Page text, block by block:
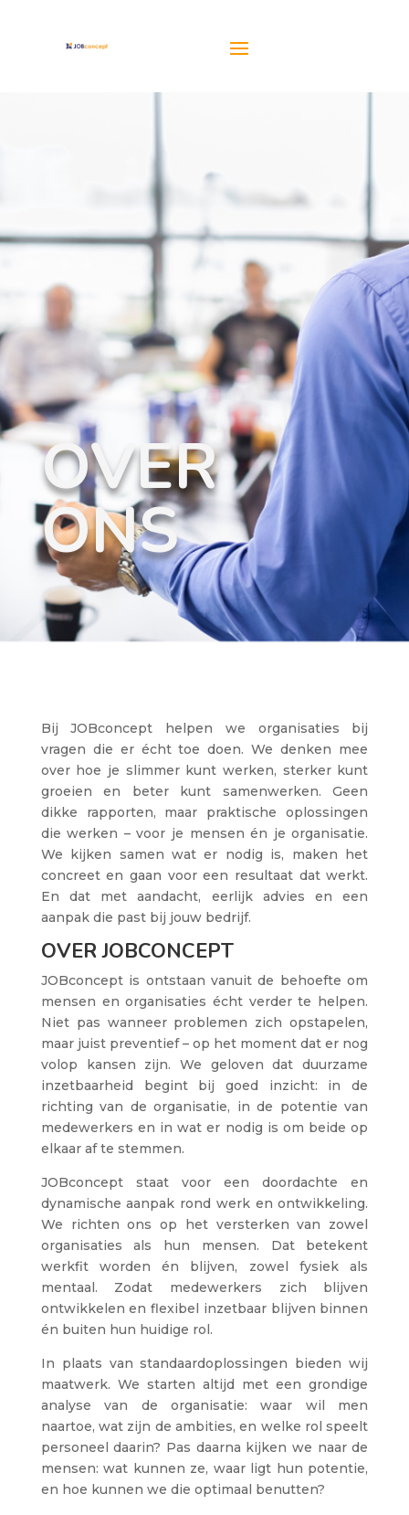
OVER
ONS
Bij JOBconcept helpen we organisaties bij
vragen die er écht toe doen. We denken mee
over hoe je slimmer kunt werken, sterker kunt
groeien en beter kunt samenwerken. Geen
dikke rapporten, maar praktische oplossingen
die werken – voor je mensen én je organisatie.
We kijken samen wat er nodig is, maken het
concreet en gaan voor een resultaat dat werkt.
En dat met aandacht, eerlijk advies en een
aanpak die past bij jouw bedrijf.
OVER JOBCONCEPT
JOBconcept is ontstaan vanuit de behoefte om
mensen en organisaties écht verder te helpen.
Niet pas wanneer problemen zich opstapelen,
maar juist preventief – op het moment dat er nog
volop kansen zijn. We geloven dat duurzame
inzetbaarheid begint bij goed inzicht: in de
richting van de organisatie, in de potentie van
medewerkers en in wat er nodig is om beide op
elkaar af te stemmen.
JOBconcept staat voor een doordachte en
dynamische aanpak rond werk en ontwikkeling.
We richten ons op het versterken van zowel
organisaties als hun mensen. Dat betekent
werkfit worden én blijven, zowel fysiek als
mentaal. Zodat medewerkers zich blijven
ontwikkelen en flexibel inzetbaar blijven binnen
én buiten hun huidige rol.
In plaats van standaardoplossingen bieden wij
maatwerk. We starten altijd met een grondige
analyse van de organisatie: waar wil men
naartoe, wat zijn de ambities, en welke rol speelt
personeel daarin? Pas daarna kijken we naar de
mensen: wat kunnen ze, waar ligt hun potentie,
en hoe kunnen we die optimaal benutten?